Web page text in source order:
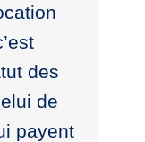
des
de
payent